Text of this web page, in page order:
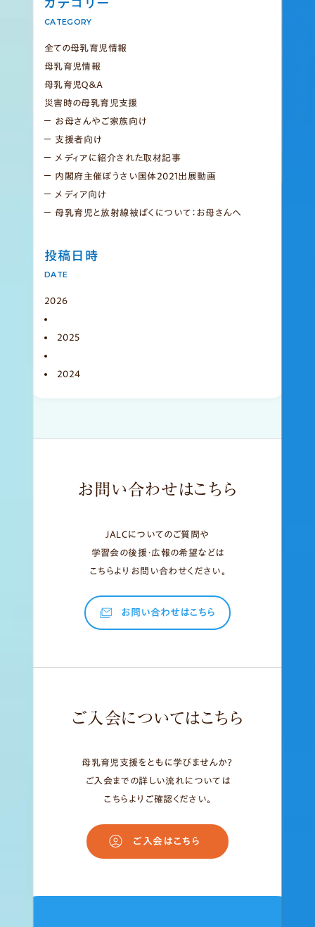
カテゴリー
CATEGORY
全ての母乳育児情報
母乳育児情報
母乳育児Ｑ＆Ａ
災害時の母乳育児支援
お母さんやご家族向け
支援者向け
メディアに紹介された取材記事
内閣府主催ぼうさい国体2021出展動画
メディア向け
母乳育児と放射線被ばくについて：お母さんへ
投稿日時
DATE
2026
2025
2024
お問い合わせはこちら
JALCについてのご質問や
学習会の後援・広報の希望などは
こちらよりお問い合わせください。
お問い合わせはこちら
ご入会についてはこちら
母乳育児支援をともに学びませんか？
ご入会までの詳しい流れについては
こちらよりご確認ください。
ご入会はこちら